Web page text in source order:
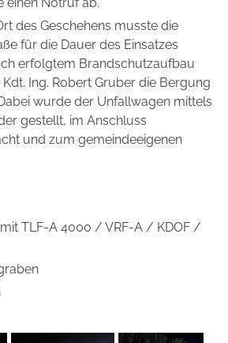
des Geschehens musste die
für die Dauer des Einsatzes
erfolgtem Brandschutzaufbau
Ing. Robert Gruber die Bergung
wurde der Unfallwagen mittels
gestellt, im Anschluss
und zum gemeindeeigenen
TLF-A 4000 / VRF-A / KDOF /